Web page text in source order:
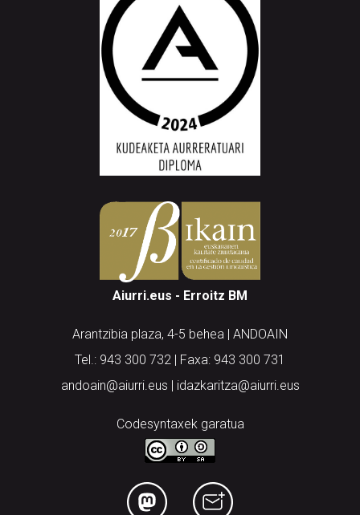
Aiurri.eus - Erroitz BM
Arantzibia plaza, 4-5 behea | ANDOAIN
Tel.: 943 300 732 | Faxa: 943 300 731
andoain@aiurri.eus | idazkaritza@aiurri.eus
Codesyntaxek garatua